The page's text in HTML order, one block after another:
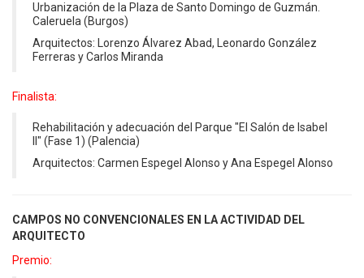
Urbanización de la Plaza de Santo Domingo de Guzmán.
Caleruela (Burgos)
Arquitectos: Lorenzo Álvarez Abad, Leonardo González
Ferreras y Carlos Miranda
Finalista:
Rehabilitación y adecuación del Parque "El Salón de Isabel
II" (Fase 1) (Palencia)
Arquitectos: Carmen Espegel Alonso y Ana Espegel Alonso
CAMPOS NO CONVENCIONALES EN LA ACTIVIDAD DEL
ARQUITECTO
Premio: